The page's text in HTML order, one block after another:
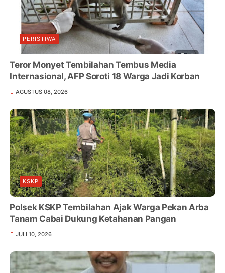
PERISTIWA
Teror Monyet Tembilahan Tembus Media
Internasional, AFP Soroti 18 Warga Jadi Korban
AGUSTUS 08, 2026
KSKP
Polsek KSKP Tembilahan Ajak Warga Pekan Arba
Tanam Cabai Dukung Ketahanan Pangan
JULI 10, 2026